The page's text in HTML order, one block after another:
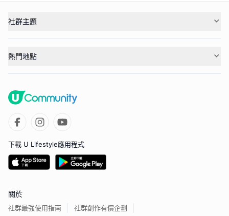
社群主題
熱門地點
下載 U Lifestyle應用程式
關於
社群最強使用指南 社群創作有價企劃